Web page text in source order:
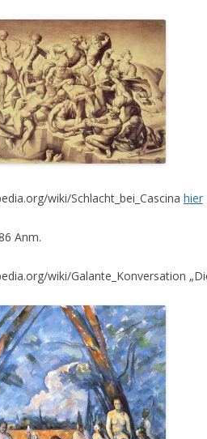
wiki/Schlacht_bei_Cascina hier
Anm.
wiki/Galante_Konversation